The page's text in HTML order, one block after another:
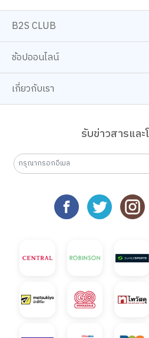
B2S CLUB
ช้อปออนไลน์
เกี่ยวกับเรา
รับข่าวสารและ